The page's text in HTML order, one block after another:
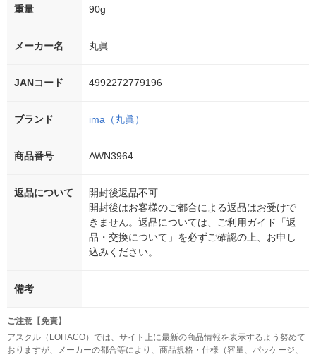
重量 90g
メーカー名 丸眞
JANコード 4992272779196
ブランド ima（丸眞）
商品番号 AWN3964
返品について
開封後返品不可
開封後はお客様のご都合による返品はお受けで
きません。返品については、ご利用ガイド「返
品・交換について」を必ずご確認の上、お申し
込みください。
備考
ご注意【免責】
アスクル（LOHACO）では、サイト上に最新の商品情報を表示するよう努めて
おりますが、メーカーの都合等により、商品規格・仕様（容量、パッケージ、